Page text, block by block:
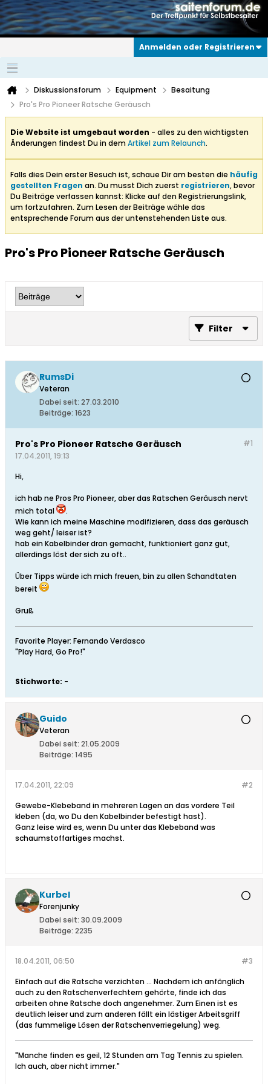
Anmelden oder Registrieren
Diskussionsforum Equipment
Besaitung
Pro's Pro Pioneer Ratsche Geräusch
Die Website ist umgebaut worden - alles zu den wichtigsten
Änderungen findest Du in demArtikel zum Relaunch.
Falls dies Dein erster Besuch ist, schaue Dir am besten die häufig
gestellten Fragen an. Du musst Dich zuerst registrieren, bevor
Du Beiträge verfassen kannst: Klicke auf den Registrierungslink,
um fortzufahren. Zum Lesen der Beiträge wähle das
entsprechende Forum aus der untenstehenden Liste aus.
Pro's Pro Pioneer Ratsche Geräusch
Filter
RumsDi
Veteran
Dabei seit: 27.03.2010
Beiträge: 1623
#1
Pro's Pro Pioneer Ratsche Geräusch
17.04.2011, 19:13
Hi,
ich hab ne Pros Pro Pioneer, aber das Ratschen Geräusch nervt
mich total
.
Wie kann ich meine Maschine modifizieren, dass das geräusch
weg geht/ leiser ist?
hab ein Kabelbinder dran gemacht, funktioniert ganz gut,
allerdings löst der sich zu oft..
Über Tipps würde ich mich freuen, bin zu allen Schandtaten
bereit
Gruß
Favorite Player: Fernando Verdasco
"Play Hard, Go Pro!"
Stichworte: -
Guido
Veteran
Dabei seit: 21.05.2009
Beiträge: 1495
#2
17.04.2011, 22:09
Gewebe-Klebeband in mehreren Lagen an das vordere Teil
kleben (da, wo Du den Kabelbinder befestigt hast).
Ganz leise wird es, wenn Du unter das Klebeband was
schaumstoffartiges machst.
Kurbel
Forenjunky
Dabei seit: 30.09.2009
Beiträge: 2235
#3
18.04.2011, 06:50
Einfach auf die Ratsche verzichten ... Nachdem ich anfänglich
auch zu den Ratschenverfechtern gehörte, finde ich das
arbeiten ohne Ratsche doch angenehmer. Zum Einen ist es
deutlich leiser und zum anderen fällt ein lästiger Arbeitsgriff
(das fummelige Lösen der Ratschenverriegelung) weg.
"Manche finden es geil, 12 Stunden am Tag Tennis zu spielen.
Ich auch, aber nicht immer."